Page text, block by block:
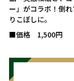
ー」がコラボ！倒
りこぼしに。
■価格 1,500円